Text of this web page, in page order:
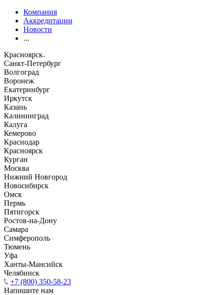
Компания
Аккредитации
Новости
...
Красноярск
Санкт-Петербург
Волгоград
Воронеж
Екатеринбург
Иркутск
Казань
Калининград
Калуга
Кемерово
Краснодар
Красноярск
Курган
Москва
Нижний Новгород
Новосибирск
Омск
Пермь
Пятигорск
Ростов-на-Дону
Самара
Симферополь
Тюмень
Уфа
Ханты-Мансийск
Челябинск
+7 (800) 350-58-23
Напишите нам